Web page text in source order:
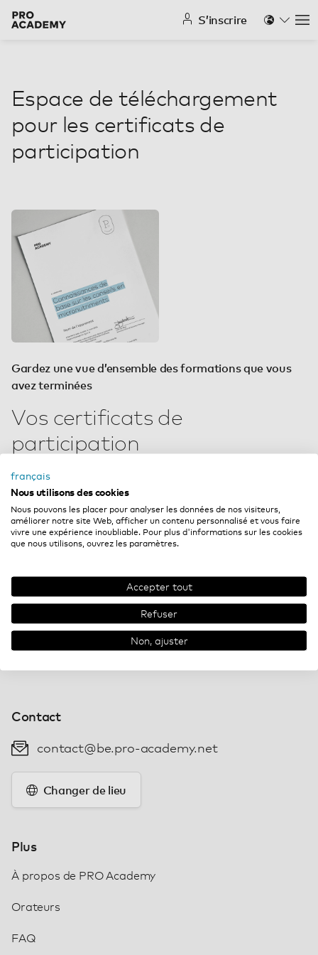
S’inscrire
Espace de téléchargement
pour les certificats de
participation
Gardez une vue d’ensemble des formations que vous
avez terminées
Vos certificats de
participation
automatiquement dans votre
compte PRO
Vous pouvez facilement télécharger votre preuve de
participation aux webinaires et e-learnings en
documents sont classés par ordre chronologique sous
« Mes certificats ».
Contact
contact@be.pro-academy.net
Changer de lieu
Plus
À propos de PRO Academy
Orateurs
FAQ
français
Nous utilisons des cookies
Nous pouvons les placer pour analyser les données de nos visiteurs,
améliorer notre site Web, afficher un contenu personnalisé et vous faire
vivre une expérience inoubliable. Pour plus d'informations sur les cookies
que nous utilisons, ouvrez les paramètres.
Accepter tout
Refuser
Non, ajuster